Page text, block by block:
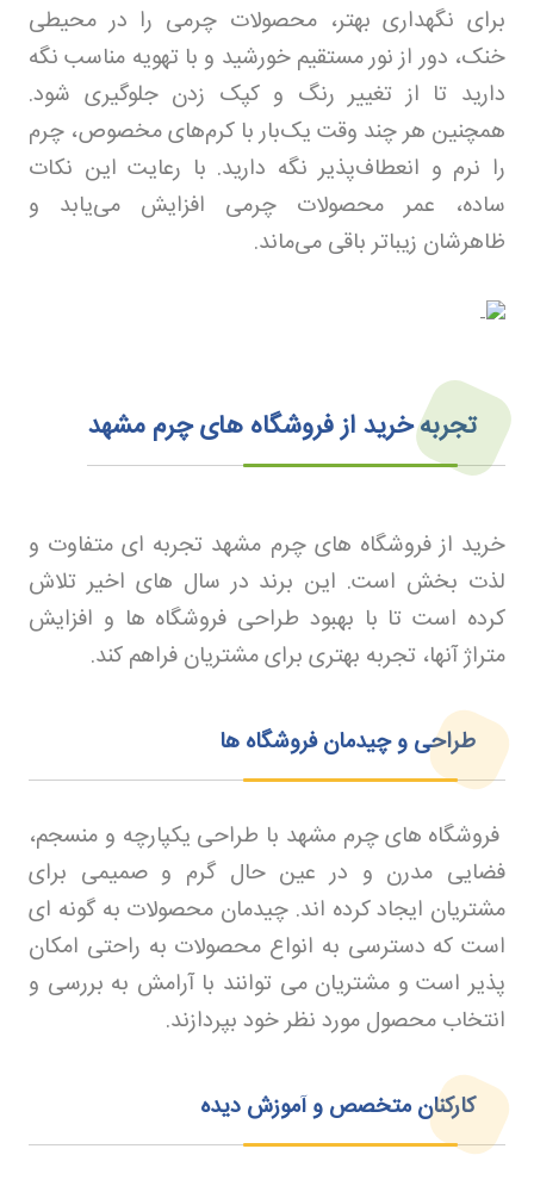
برای نگهداری بهتر، محصولات چرمی را در محیطی
خنک، دور از نور مستقیم خورشید و با تهویه مناسب نگه
دارید تا از تغییر رنگ و کپک زدن جلوگیری شود.
همچنین هر چند وقت یک‌بار با کرم‌های مخصوص، چرم
را نرم و انعطاف‌پذیر نگه دارید. با رعایت این نکات
ساده، عمر محصولات چرمی افزایش می‌یابد و
ظاهرشان زیباتر باقی می‌ماند.
تجربه خرید از فروشگاه های چرم مشهد
خرید از فروشگاه های چرم مشهد تجربه ای متفاوت و
لذت بخش است. این برند در سال های اخیر تلاش
کرده است تا با بهبود طراحی فروشگاه ها و افزایش
متراژ آنها، تجربه بهتری برای مشتریان فراهم کند.
طراحی و چیدمان فروشگاه ها
فروشگاه های چرم مشهد با طراحی یکپارچه و منسجم،
فضایی مدرن و در عین حال گرم و صمیمی برای
مشتریان ایجاد کرده اند. چیدمان محصولات به گونه ای
است که دسترسی به انواع محصولات به راحتی امکان
پذیر است و مشتریان می توانند با آرامش به بررسی و
انتخاب محصول مورد نظر خود بپردازند.
کارکنان متخصص و آموزش دیده